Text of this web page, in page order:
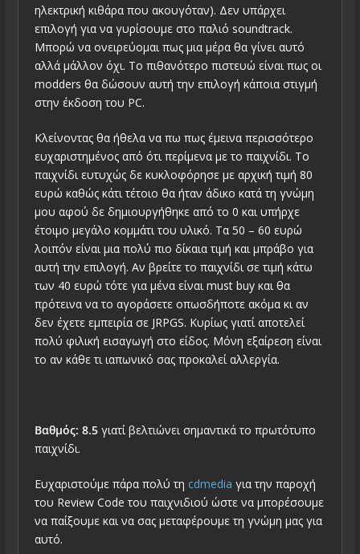
ηλεκτρική κιθάρα που ακουγόταν). Δεν υπάρχει
επιλογή για να γυρίσουμε στο παλιό soundtrack.
Μπορώ να ονειρεύομαι πως μια μέρα θα γίνει αυτό
αλλά μάλλον όχι. Το πιθανότερο πιστευώ είναι πως οι
modders θα δώσουν αυτή την επιλογή κάποια στιγμή
στην έκδοση του PC.
Κλείνοντας θα ήθελα να πω πως έμεινα περισσότερο
ευχαριστημένος από ότι περίμενα με το παιχνίδι. Το
παιχνίδι ευτυχώς δε κυκλοφόρησε με αρχική τιμή 80
ευρώ καθώς κάτι τέτοιο θα ήταν άδικο κατά τη γνώμη
μου αφού δε δημιουργήθηκε από το 0 και υπήρχε
έτοιμο μεγάλο κομμάτι του υλικό. Τα 50 – 60 ευρώ
λοιπόν είναι μια πολύ πιο δίκαια τιμή και μπράβο για
αυτή την επιλογή. Αν βρείτε το παιχνίδι σε τιμή κάτω
των 40 ευρώ τότε για μένα είναι must buy και θα
πρότεινα να το αγοράσετε οπωσδήποτε ακόμα κι αν
δεν έχετε εμπειρία σε JRPGS. Κυρίως γιατί αποτελεί
πολύ φιλική εισαγωγή στο είδος. Μόνη εξαίρεση είναι
το αν κάθε τι ιαπωνικό σας προκαλεί αλλεργία.
Βαθμός: 8.5 γιατί βελτιώνει σημαντικά το πρωτότυπο
παιχνίδι.
Ευχαριστούμε πάρα πολύ τη cdmedia για την παροχή
του Review Code του παιχνιδιού ώστε να μπορέσουμε
να παίξουμε και να σας μεταφέρουμε τη γνώμη μας για
αυτό.